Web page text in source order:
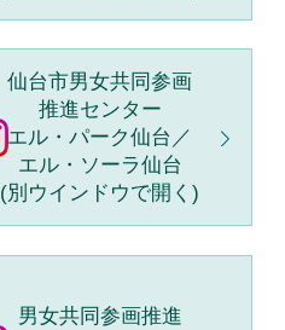
仙台市男女共同参画
推進センター
エル・パーク仙台／
エル・ソーラ仙台
(別ウインドウで開く)
男女共同参画推進